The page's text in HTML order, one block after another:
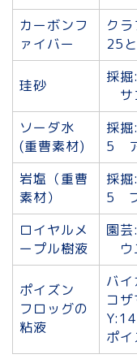
カーボンフ
ァイバー
ク
25
珪砂
採
サ
ソーダ水
(重曹素材)
採
5
岩塩（重曹
素材）
採
5
ロイヤルメ
ープル樹液
園
ウ
ポイズン
フロッグの
粘液
バ
コ
ポ